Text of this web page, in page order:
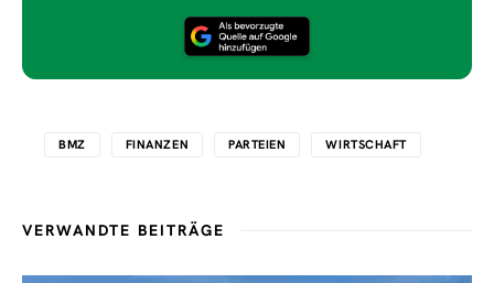
BMZ FINANZEN PARTEIEN WIRTSCHAFT
VERWANDTE BEITRÄGE